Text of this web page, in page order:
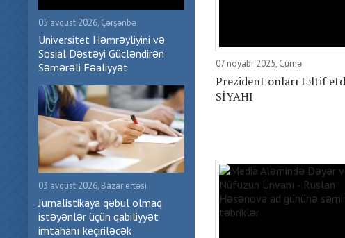
05 avqust 2026, Çərşənbə
Universitet Həmrəyliyini və
Sosial Dəstəyi Gücləndirən
Səmərəli Fəaliyyət
03 avqust 2026, Bazar ertəsi
Jurnalistikaya qəbul olmaq
istəyənlər üçün qabiliyyət
imtahanı keçiriləcək
07 noyabr 2025, Cümə
Prezident onları təltif
SİYAHI